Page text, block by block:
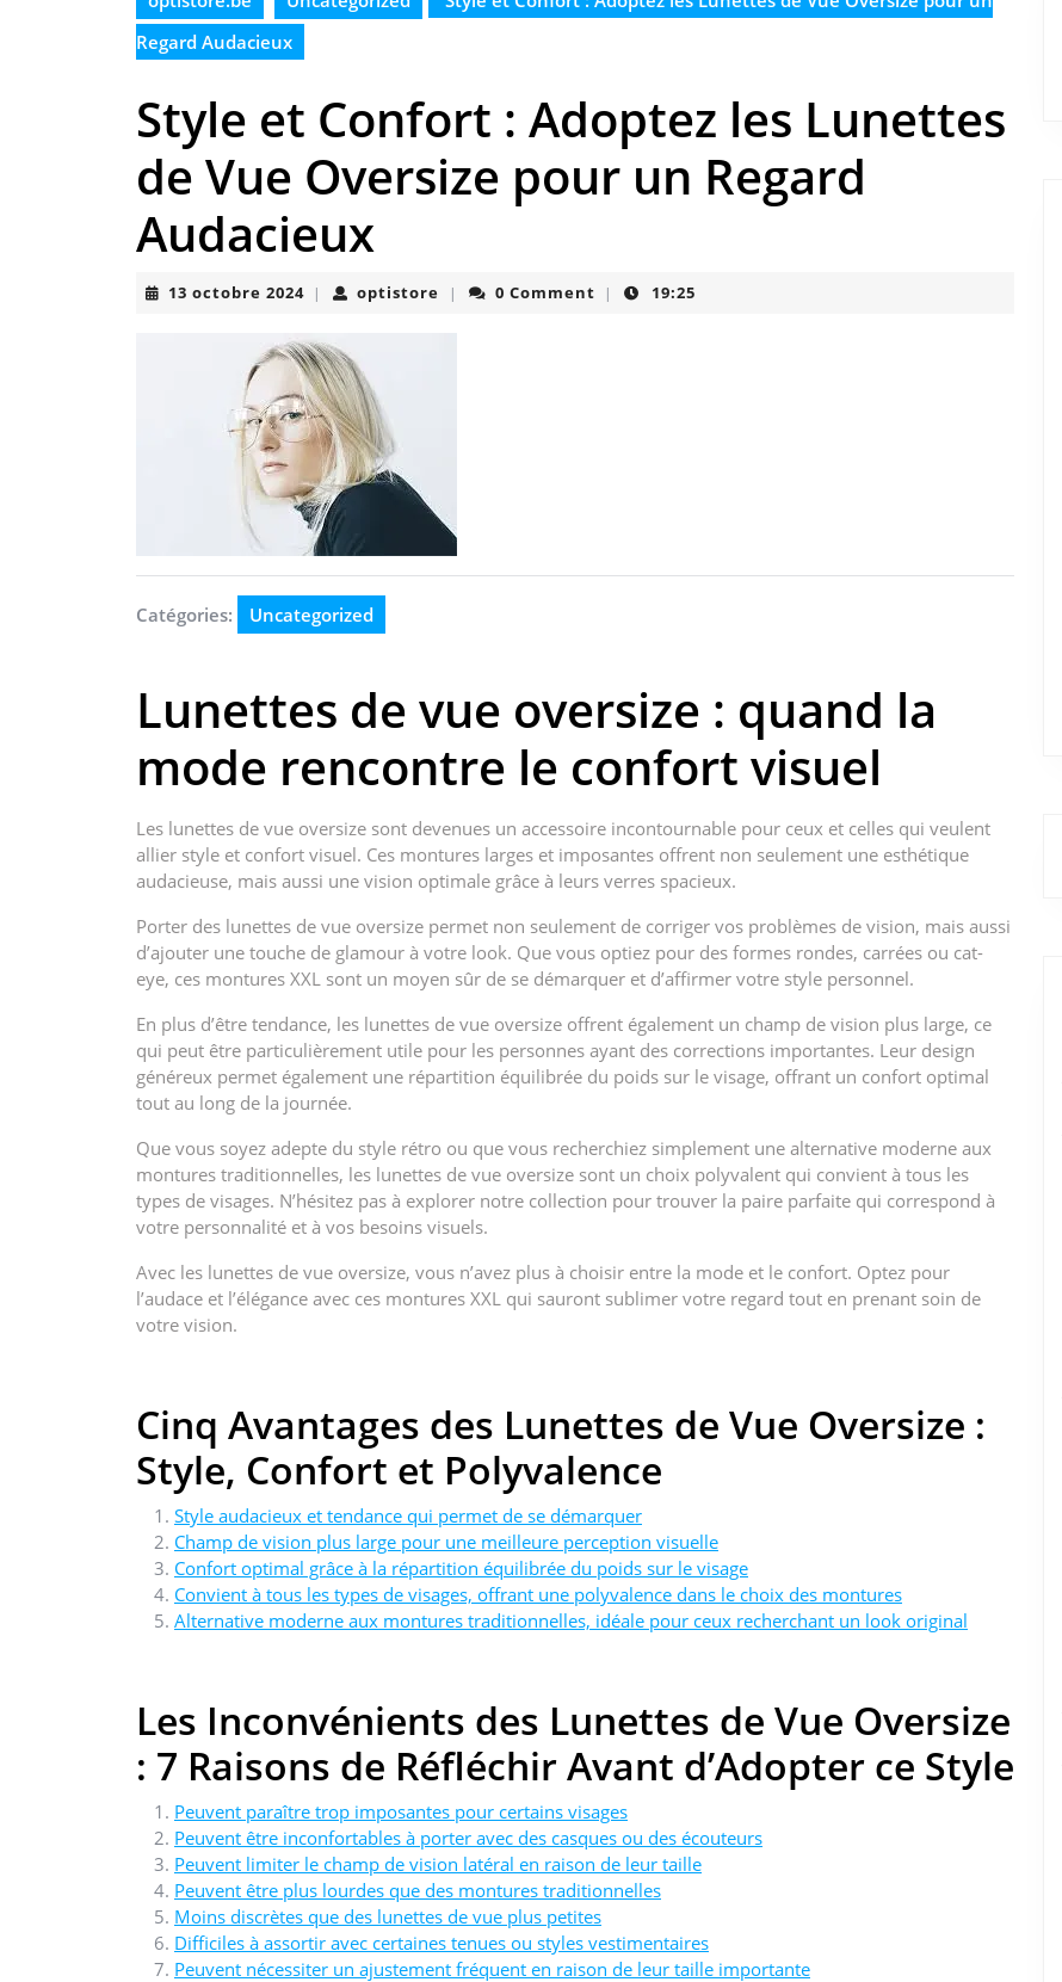
Regard Audacieux
Style et Confort : Adoptez les Lunettes
de Vue Oversize pour un Regard
Audacieux
13 octobre 202413
2024
| optistore optistore
| 0 Comment | 19:25
Catégories: Uncategorized
Lunettes de vue oversize : quand la
mode rencontre le confort visuel
Les lunettes de vue oversize sont devenues un accessoire incontournable pour ceux et celles qui veulent
allier style et confort visuel. Ces montures larges et imposantes offrent non seulement une esthétique
audacieuse, mais aussi une vision optimale grâce à leurs verres spacieux.
Porter des lunettes de vue oversize permet non seulement de corriger vos problèmes de vision, mais aussi
d’ajouter une touche de glamour à votre look. Que vous optiez pour des formes rondes, carrées ou cat-
eye, ces montures XXL sont un moyen sûr de se démarquer et d’affirmer votre style personnel.
En plus d’être tendance, les lunettes de vue oversize offrent également un champ de vision plus large, ce
qui peut être particulièrement utile pour les personnes ayant des corrections importantes. Leur design
généreux permet également une répartition équilibrée du poids sur le visage, offrant un confort optimal
tout au long de la journée.
Que vous soyez adepte du style rétro ou que vous recherchiez simplement une alternative moderne aux
montures traditionnelles, les lunettes de vue oversize sont un choix polyvalent qui convient à tous les
types de visages. N’hésitez pas à explorer notre collection pour trouver la paire parfaite qui correspond à
votre personnalité et à vos besoins visuels.
Avec les lunettes de vue oversize, vous n’avez plus à choisir entre la mode et le confort. Optez pour
l’audace et l’élégance avec ces montures XXL qui sauront sublimer votre regard tout en prenant soin de
votre vision.
Cinq Avantages des Lunettes de Vue Oversize :
Style, Confort et Polyvalence
Style audacieux et tendance qui permet de se démarquer
Champ de vision plus large pour une meilleure perception visuelle
Confort optimal grâce à la répartition équilibrée du poids sur le visage
Convient à tous les types de visages, offrant une polyvalence dans le choix des montures
Alternative moderne aux montures traditionnelles, idéale pour ceux recherchant un look original
Les Inconvénients des Lunettes de Vue Oversize
: 7 Raisons de Réfléchir Avant d’Adopter ce Style
Peuvent paraître trop imposantes pour certains visages
Peuvent être inconfortables à porter avec des casques ou des écouteurs
Peuvent limiter le champ de vision latéral en raison de leur taille
Peuvent être plus lourdes que des montures traditionnelles
Moins discrètes que des lunettes de vue plus petites
Difficiles à assortir avec certaines tenues ou styles vestimentaires
Peuvent nécessiter un ajustement fréquent en raison de leur taille importante